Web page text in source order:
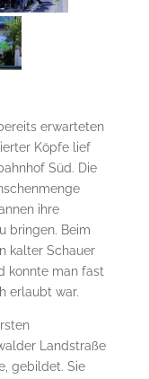
erwarteten
Köpfe lief
Süd. Die
ihre
bringen. Beim
kalter Schauer
konnte man fast
erlaubt war.
Landstraße
gebildet. Sie